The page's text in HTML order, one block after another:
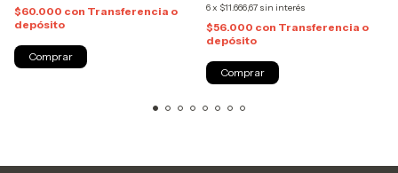
$60.000 con Transferencia o
depósito
Comprar
6x $11.666,67 sin interés
$56.000 con Transferencia o
depósito
Comprar